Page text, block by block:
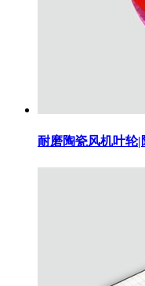
耐磨陶瓷风机叶轮